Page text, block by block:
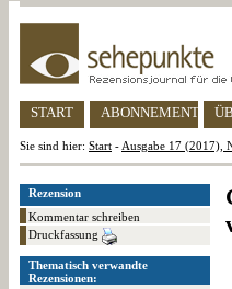
START ABONNEMENT
Sie sind hier: Start - Ausgabe 17 (2017),
Rezension
Kommentar schreiben
Druckfassung
Thematisch verwandte
Rezensionen: